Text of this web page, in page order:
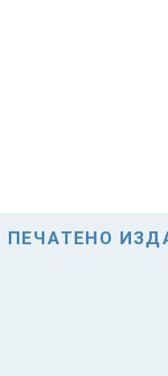
ПЕЧАТЕНО